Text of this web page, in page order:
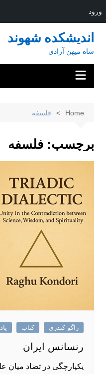
ورود
content
اندیشکده شهوند
شاه میهن آزادی
Home فلسفه
برچسب: فلسفه
راگو کندری کتاب
رنسانس ایران
یکپارچگی در تضاد میان